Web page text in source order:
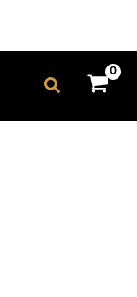
Buscar